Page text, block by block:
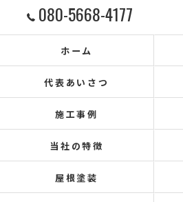
080-5668-4177
ホーム
代表あいさつ
施工事例
当社の特徴
屋根塗装